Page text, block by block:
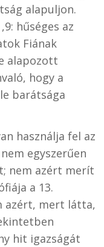
alapuljon.
hűséges az
Fiának
alapozott
hogy a
barátsága
használja fel az
egyszerűen
nem azért merít
a 13.
azért, mert látta,
hit igazságát